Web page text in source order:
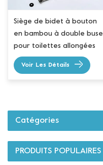
Siège de bidet à bouton
en bambou à double buse
pour toilettes allongées
Voir Les Détails
Catégories
PRODUITS POPULAIRES